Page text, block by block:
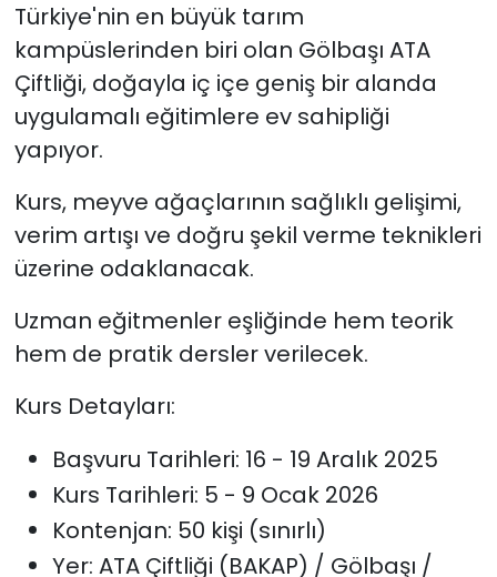
Türkiye'nin en büyük tarım
kampüslerinden biri olan Gölbaşı ATA
Çiftliği, doğayla iç içe geniş bir alanda
uygulamalı eğitimlere ev sahipliği
yapıyor.
Kurs, meyve ağaçlarının sağlıklı gelişimi,
verim artışı ve doğru şekil verme teknikleri
üzerine odaklanacak.
Uzman eğitmenler eşliğinde hem teorik
hem de pratik dersler verilecek.
Kurs Detayları:
Başvuru Tarihleri: 16 - 19 Aralık 2025
Kurs Tarihleri: 5 - 9 Ocak 2026
Kontenjan: 50 kişi (sınırlı)
Yer: ATA Çiftliği (BAKAP) / Gölbaşı /